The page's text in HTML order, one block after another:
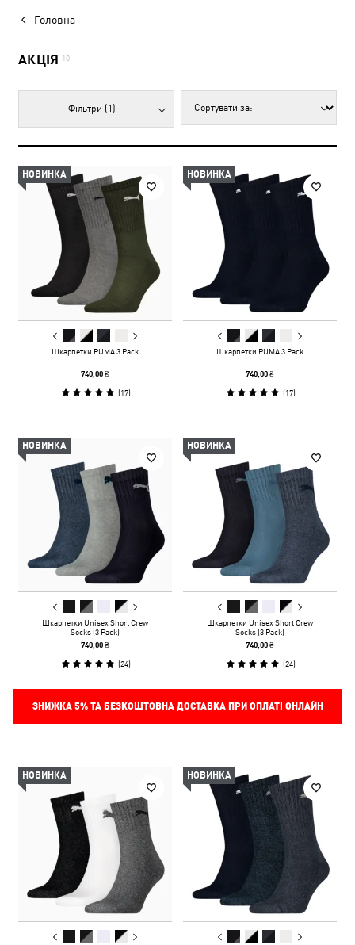
Головна
АКЦІЯ 10
Фільтри (1)
НОВИНКА
Шкарпетки PUMA 3 Pack
740,00 ₴
(17)
НОВИНКА
Шкарпетки PUMA 3 Pack
740,00 ₴
(17)
НОВИНКА
Шкарпетки Unisex Short Crew
Socks (3 Pack)
740,00 ₴
(24)
НОВИНКА
Шкарпетки Unisex Short Crew
Socks (3 Pack)
740,00 ₴
(24)
ЗНИЖКА 5%ТА БЕЗКОШТОВНА ДОСТАВКА ПРИ ОПЛАТІ ОНЛАЙН
НОВИНКА НОВИНКА